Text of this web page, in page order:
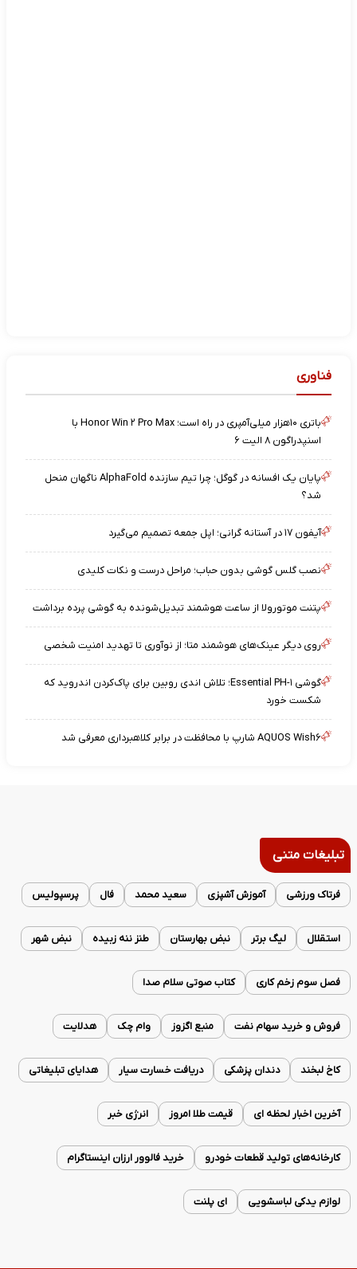
فناوری
باتری ۱۰هزار میلی‌آمپری در راه است؛ Honor Win ۲ Pro Max با
اسنپدراگون ۸ الیت ۶
پایان یک افسانه در گوگل؛ چرا تیم سازنده AlphaFold ناگهان منحل
شد؟
آیفون ۱۷ در آستانه گرانی؛ اپل جمعه تصمیم می‌گیرد
نصب گلس گوشی بدون حباب؛ مراحل درست و نکات کلیدی
پتنت موتورولا از ساعت هوشمند تبدیل‌شونده به گوشی پرده برداشت
روی دیگر عینک‌های هوشمند متا؛ از نوآوری تا تهدید امنیت شخصی
گوشی Essential PH-۱؛ تلاش اندی روبین برای پاک‌کردن اندروید که
شکست خورد
AQUOS Wish۶ شارپ با محافظت در برابر کلاهبرداری معرفی شد
تبلیغات متنی
فرتاک ورزشی آموزش آشپزی سعید محمد فال پرسپولیس
استقلال لیگ برتر نبض بهارستان طنز ننه زبیده نبض شهر
فصل سوم زخم کاری کتاب صوتی سلام صدا
فروش و خرید سهام نفت منبع اگزوز وام چک هدلایت
کاخ لبخند دندان پزشکی دریافت خسارت سیار هدایای تبلیغاتی
آخرین اخبار لحظه ای قیمت طلا امروز انرژی خبر
کارخانه‌های تولید قطعات خودرو خرید فالوور ارزان اینستاگرام
لوازم یدکی لباسشویی ای پلنت